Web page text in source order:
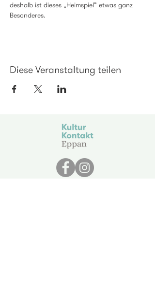
deshalb ist dieses „Heimspiel“ etwas ganz
Besonderes.
Diese Veranstaltung teilen